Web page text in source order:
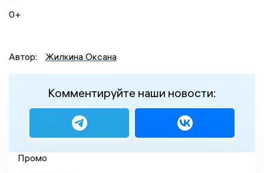
0+
Автор: Жилкина Оксана
Комментируйте наши новости:
Промо